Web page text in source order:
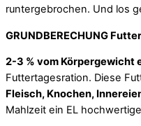
runtergebrochen. Und los
GRUNDBERECHUNG
2-3 % vom Körpergewicht
Futtertagesration. Diese
Fleisch, Knochen,
Mahlzeit ein EL